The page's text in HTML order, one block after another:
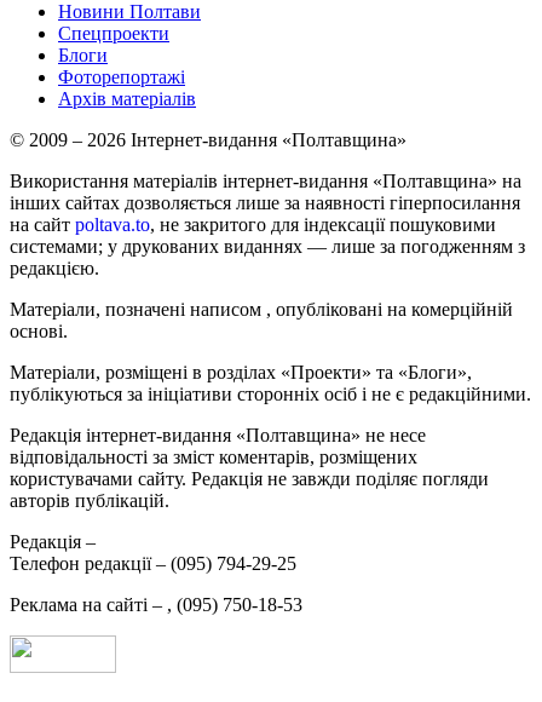
Новини Полтави
Спецпроекти
Блоги
Фоторепортажі
Архів матеріалів
© 2009 – 2026 Інтернет-видання «Полтавщина»
Використання матеріалів інтернет-видання «Полтавщина» на
інших сайтах дозволяється лише за наявності гіперпосилання
на сайт poltava.to, не закритого для індексації пошуковими
системами; у друкованих виданнях — лише за погодженням з
редакцією.
Матеріали, позначені написом , опубліковані на комерційній
основі.
Матеріали, розміщені в розділах «Проекти» та «Блоги»,
публікуються за ініціативи сторонніх осіб і не є редакційними.
Редакція інтернет-видання «Полтавщина» не несе
відповідальності за зміст коментарів, розміщених
користувачами сайту. Редакція не завжди поділяє погляди
авторів публікацій.
Редакція –
Телефон редакції – (095) 794-29-25
Реклама на сайті – , (095) 750-18-53